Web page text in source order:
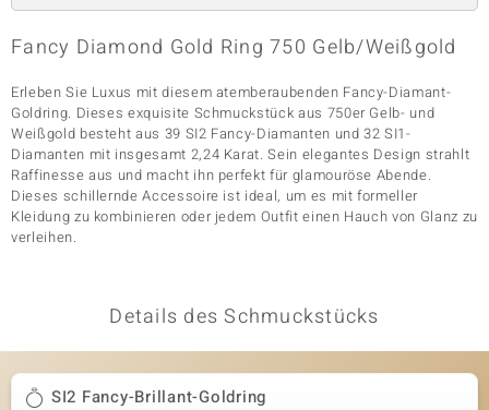
Classics
Fancy Diamond Gold Ring 750 Gelb/Weißgold
Erleben Sie Luxus mit diesem atemberaubenden Fancy-Diamant-
Goldring. Dieses exquisite Schmuckstück aus 750er Gelb- und
Weißgold besteht aus 39 SI2 Fancy-Diamanten und 32 SI1-
Diamanten mit insgesamt 2,24 Karat. Sein elegantes Design strahlt
Raffinesse aus und macht ihn perfekt für glamouröse Abende.
Dieses schillernde Accessoire ist ideal, um es mit formeller
Kleidung zu kombinieren oder jedem Outfit einen Hauch von Glanz zu
verleihen.
Details des Schmuckstücks
SI2 Fancy-Brillant-Goldring